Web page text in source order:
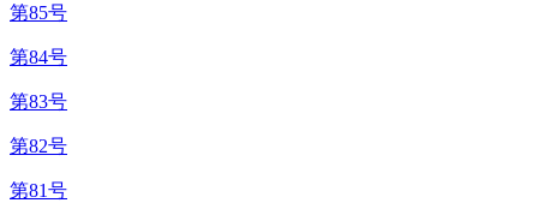
第85号
第84号
第83号
第82号
第81号